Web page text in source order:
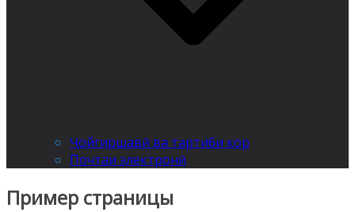
Ҷойгиршавӣ ва тартиби кор
Почтаи электронӣ
Пример страницы